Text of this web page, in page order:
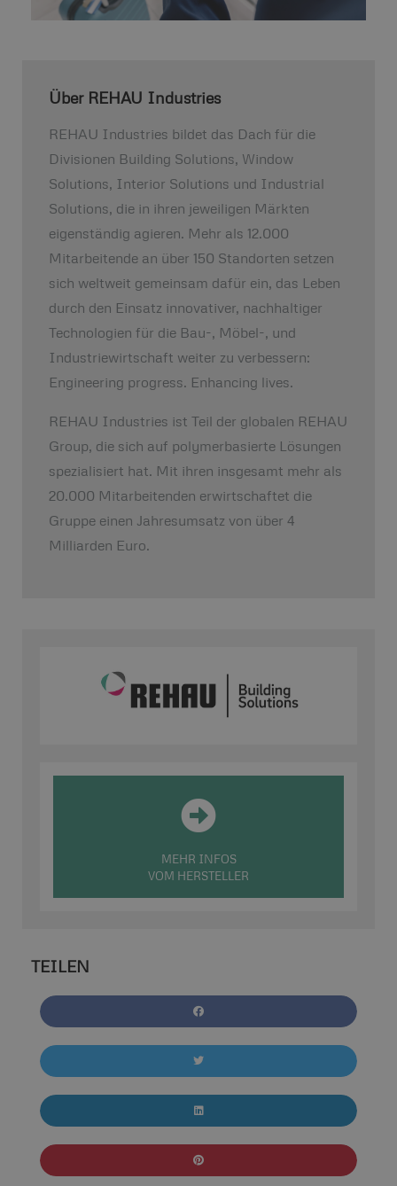
Über REHAU Industries
REHAU Industries bildet das Dach für die
Divisionen Building Solutions, Window
Solutions, Interior Solutions und Industrial
Solutions, die in ihren jeweiligen Märkten
eigenständig agieren. Mehr als 12.000
Mitarbeitende an über 150 Standorten setzen
sich weltweit gemeinsam dafür ein, das Leben
durch den Einsatz innovativer, nachhaltiger
Technologien für die Bau-, Möbel-, und
Industriewirtschaft weiter zu verbessern:
Engineering progress. Enhancing lives.
REHAU Industries ist Teil der globalen REHAU
Group, die sich auf polymerbasierte Lösungen
spezialisiert hat. Mit ihren insgesamt mehr als
20.000 Mitarbeitenden erwirtschaftet die
Gruppe einen Jahresumsatz von über 4
Milliarden Euro.
MEHR INFOS
VOM HERSTELLER
TEILEN